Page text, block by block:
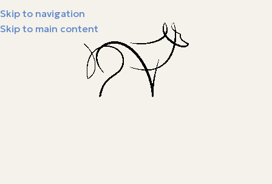
Skip to navigation
Skip to main content